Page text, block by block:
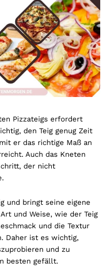
Pizzateigs erfordert
den Teig genug Zeit
er das richtige Maß an
Auch das Kneten
der nicht
und bringt seine eigene
und Weise, wie der Teig
und die Textur
Daher ist es wichtig,
und zu
besten gefällt.